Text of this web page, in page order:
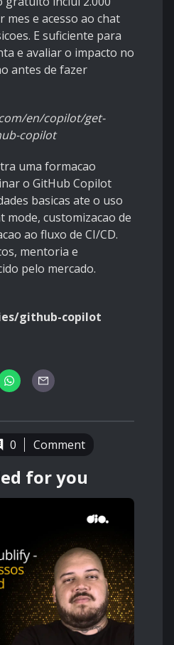
e acesso ao chat
E suficiente para
e avaliar o impacto no
antes de fazer
en/copilot/get-
copilot
uma formacao
o GitHub Copilot
basicas ate o uso
mode, customizacao de
ao fluxo de CI/CD.
mentoria e
pelo mercado.
github-copilot
0 Comment
for you